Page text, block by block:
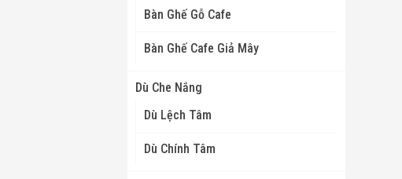
Bàn Ghế Gỗ Cafe
Bàn Ghế Cafe Giả Mây
Dù Che Nắng
Dù Lệch Tâm
Dù Chính Tâm